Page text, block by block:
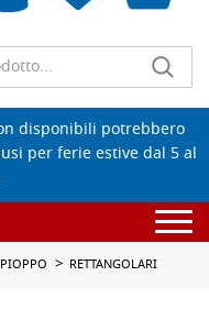
disponibili potrebbero
per ferie estive dal 5 al
RETTANGOLARI